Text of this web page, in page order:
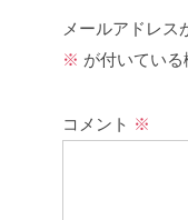
メールアドレス
※ が付いてい
コメント ※